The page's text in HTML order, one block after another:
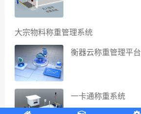
大宗物料称重管理系统
衡器云称重管理平台
一卡通称重系统